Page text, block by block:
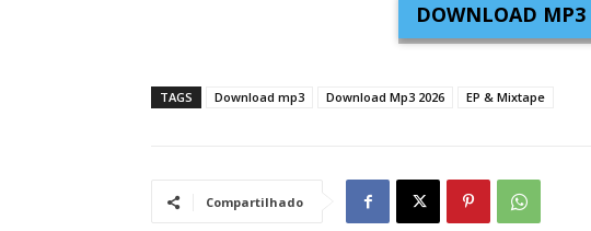
DOWNLOAD MP3
TAGS Download mp3 Download Mp3 2026 EP & Mixtape
Compartilhado